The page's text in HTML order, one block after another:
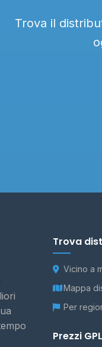
Trova il
Trova
Vicino a
Mappa
Per
Prezzi GPL